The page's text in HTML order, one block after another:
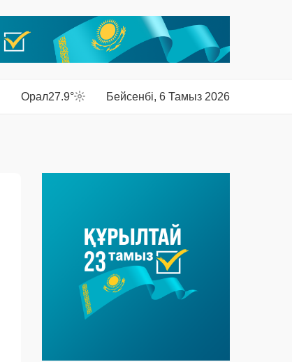
Орал27.9° Бейсенбі, 6 Тамыз 2026